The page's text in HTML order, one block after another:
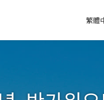
繁體